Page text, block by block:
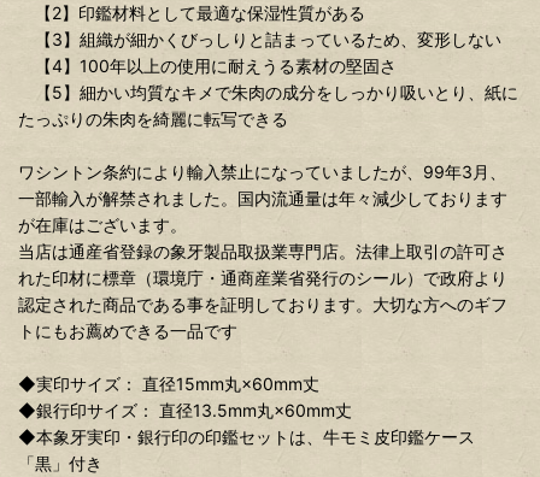
【2】印鑑材料として最適な保湿性質がある
【3】組織が細かくびっしりと詰まっているため、変形しない
【4】100年以上の使用に耐えうる素材の堅固さ
【5】細かい均質なキメで朱肉の成分をしっかり吸いとり、紙に
たっぷりの朱肉を綺麗に転写できる
ワシントン条約により輸入禁止になっていましたが、99年3月、
一部輸入が解禁されました。国内流通量は年々減少しております
が在庫はございます。
当店は通産省登録の象牙製品取扱業専門店。法律上取引の許可さ
れた印材に標章（環境庁・通商産業省発行のシール）で政府より
認定された商品である事を証明しております。大切な方へのギフ
トにもお薦めできる一品です
◆実印サイズ： 直径15mm丸×60mm丈
◆銀行印サイズ： 直径13.5mm丸×60mm丈
◆本象牙実印・銀行印の印鑑セットは、牛モミ皮印鑑ケース
「黒」付き